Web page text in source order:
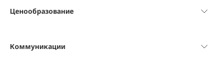
Ценообразование
Коммуникации